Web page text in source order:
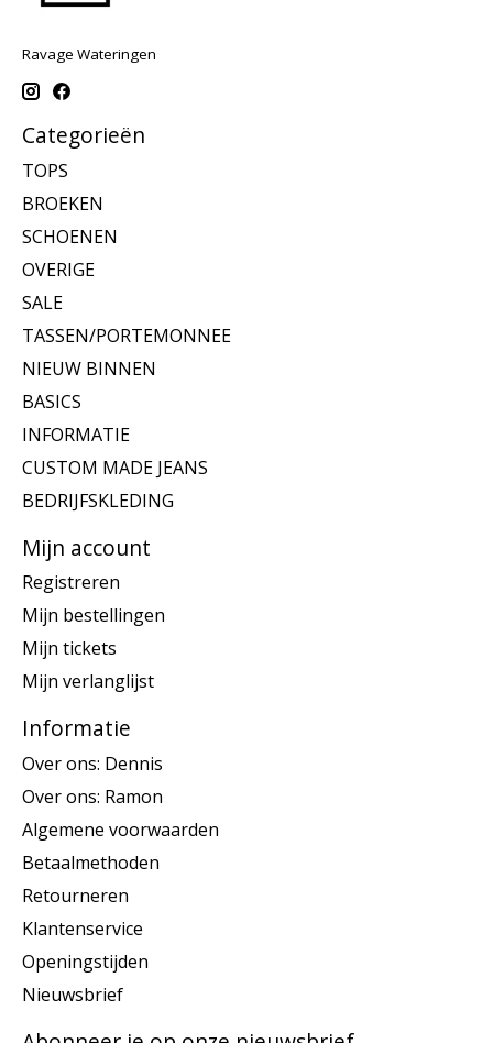
Ravage Wateringen
Categorieën
TOPS
BROEKEN
SCHOENEN
OVERIGE
SALE
TASSEN/PORTEMONNEE
NIEUW BINNEN
BASICS
INFORMATIE
CUSTOM MADE JEANS
BEDRIJFSKLEDING
Mijn account
Registreren
Mijn bestellingen
Mijn tickets
Mijn verlanglijst
Informatie
Over ons: Dennis
Over ons: Ramon
Algemene voorwaarden
Betaalmethoden
Retourneren
Klantenservice
Openingstijden
Nieuwsbrief